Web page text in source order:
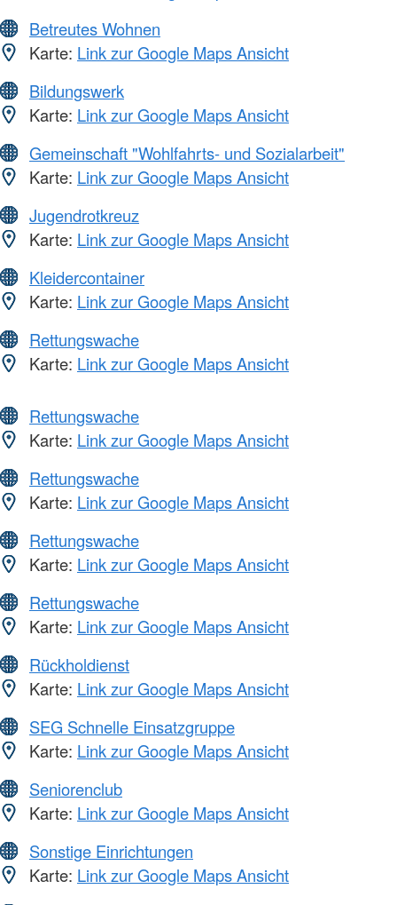
Betreutes Wohnen
Karte: Link zur Google Maps Ansicht
Bildungswerk
Karte: Link zur Google Maps Ansicht
Gemeinschaft "Wohlfahrts- und Sozialarbeit"
Karte: Link zur Google Maps Ansicht
Jugendrotkreuz
Karte: Link zur Google Maps Ansicht
Kleidercontainer
Karte: Link zur Google Maps Ansicht
Rettungswache
Karte: Link zur Google Maps Ansicht
Rettungswache
Karte: Link zur Google Maps Ansicht
Rettungswache
Karte: Link zur Google Maps Ansicht
Rettungswache
Karte: Link zur Google Maps Ansicht
Rettungswache
Karte: Link zur Google Maps Ansicht
Rückholdienst
Karte: Link zur Google Maps Ansicht
SEG Schnelle Einsatzgruppe
Karte: Link zur Google Maps Ansicht
Seniorenclub
Karte: Link zur Google Maps Ansicht
Sonstige Einrichtungen
Karte: Link zur Google Maps Ansicht